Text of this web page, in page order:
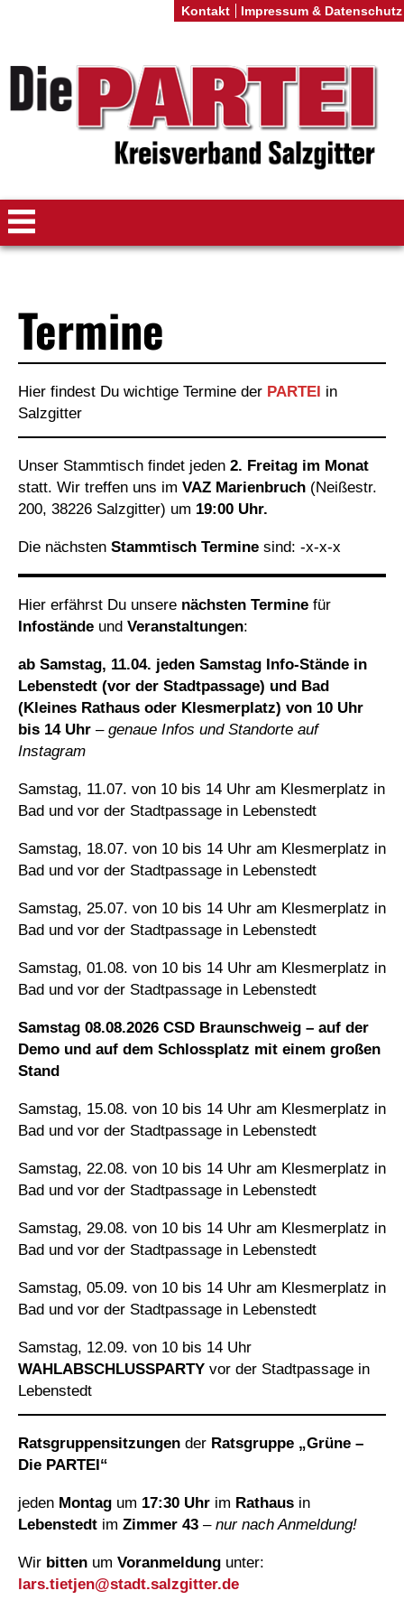
Termine
Hier findest Du wichtige Termine der PARTEI in
Salzgitter
Unser Stammtisch findet jeden 2. Freitag im Monat
statt. Wir treffen uns im VAZ Marienbruch (Neißestr.
200, 38226 Salzgitter) um 19:00 Uhr.
Die nächsten Stammtisch Termine sind: -x-x-x
Hier erfährst Du unsere nächsten Termine für
Infostände und Veranstaltungen:
ab Samstag, 11.04. jeden Samstag Info-Stände in
Lebenstedt (vor der Stadtpassage) und Bad
(Kleines Rathaus oder Klesmerplatz) von 10 Uhr
bis 14 Uhr – genaue Infos und Standorte auf
Instagram
Samstag, 11.07. von 10 bis 14 Uhr am Klesmerplatz in
Bad und vor der Stadtpassage in Lebenstedt
Samstag, 18.07. von 10 bis 14 Uhr am Klesmerplatz in
Bad und vor der Stadtpassage in Lebenstedt
Samstag, 25.07. von 10 bis 14 Uhr am Klesmerplatz in
Bad und vor der Stadtpassage in Lebenstedt
Samstag, 01.08. von 10 bis 14 Uhr am Klesmerplatz in
Bad und vor der Stadtpassage in Lebenstedt
Samstag 08.08.2026 CSD Braunschweig – auf der
Demo und auf dem Schlossplatz mit einem großen
Stand
Samstag, 15.08. von 10 bis 14 Uhr am Klesmerplatz in
Bad und vor der Stadtpassage in Lebenstedt
Samstag, 22.08. von 10 bis 14 Uhr am Klesmerplatz in
Bad und vor der Stadtpassage in Lebenstedt
Samstag, 29.08. von 10 bis 14 Uhr am Klesmerplatz in
Bad und vor der Stadtpassage in Lebenstedt
Samstag, 05.09. von 10 bis 14 Uhr am Klesmerplatz in
Bad und vor der Stadtpassage in Lebenstedt
Samstag, 12.09. von 10 bis 14 Uhr
WAHLABSCHLUSSPARTY vor der Stadtpassage in
Lebenstedt
Ratsgruppensitzungen der Ratsgruppe „Grüne –
Die PARTEI“
jeden Montag um 17:30 Uhr im Rathaus in
Lebenstedt im Zimmer 43 – nur nach Anmeldung!
Wir bitten um Voranmeldung unter:
lars.tietjen@stadt.salzgitter.de
Kontakt Impressum & Datenschutz